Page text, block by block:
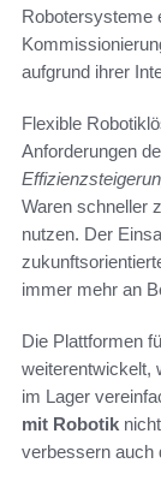
Robotersysteme
aufgrund ihrer
Flexible
Anforderungen
Waren schneller
nutzen. Der
immer mehr an
Die Plattformen
weiterentwickelt,
im Lager
mit Robotik
verbessern auch